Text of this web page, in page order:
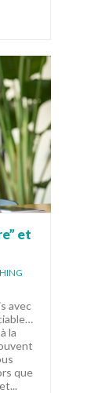
et
avec
la
que